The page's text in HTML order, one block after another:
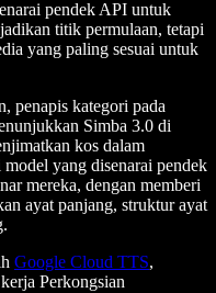
pendek API untuk
titik permulaan, tetapi
yang paling sesuai untuk
penapis kategori pada
Simba 3.0 di
kos dalam
yang disenarai pendek
mereka, dengan memberi
ayat panjang, struktur ayat
Google Cloud TTS,
Perkongsian